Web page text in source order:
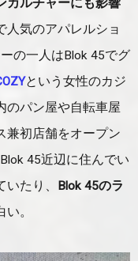
カルチャーにも影響
人気のアパレルショ
の一人はBlok 45でグ
という女性のカジ
のパン屋や自転車屋
兼初店舗をオープン
45近辺に住んでい
たり、
Blok 45のラ
。